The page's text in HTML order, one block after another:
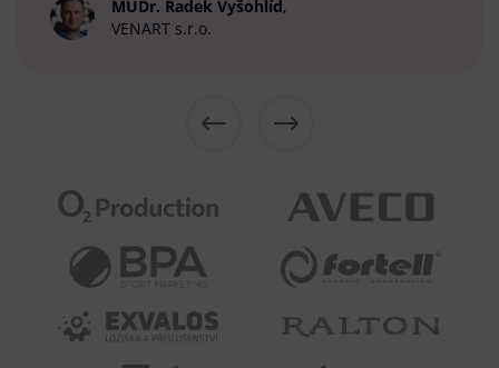
MUDr. Radek Vyšohlíd,
VENART s.r.o.